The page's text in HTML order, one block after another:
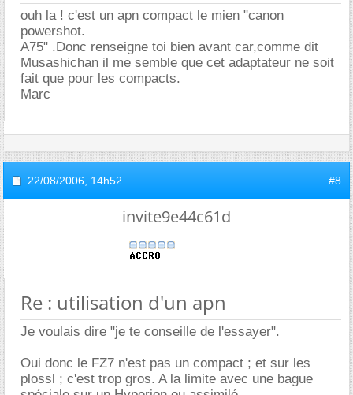
ouh la ! c'est un apn compact le mien "canon
powershot.
A75" .Donc renseigne toi bien avant car,comme dit
Musashichan il me semble que cet adaptateur ne soit
fait que pour les compacts.
Marc
22/08/2006, 14h52 #8
invite9e44c61d
Re : utilisation d'un apn
Je voulais dire "je te conseille de l'essayer".
Oui donc le FZ7 n'est pas un compact ; et sur les
plossl ; c'est trop gros. A la limite avec une bague